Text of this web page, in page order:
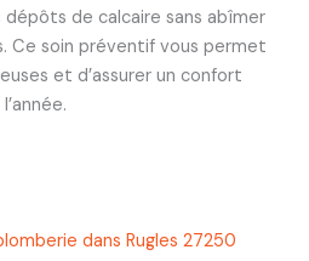
de calcaire sans abîmer
Ce soin préventif vous permet
et d’assurer un confort
dans Rugles 27250